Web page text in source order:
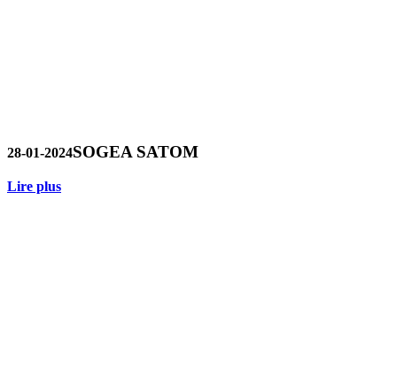
28-01-2024SOGEA SATOM
Lire plus